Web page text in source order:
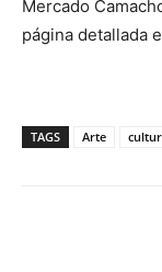
Mercado
página detallada
TAGS Arte